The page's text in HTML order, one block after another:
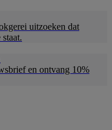
uitzoeken dat
en ontvang 10%